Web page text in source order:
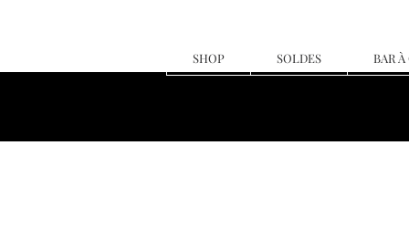
SHOP SOLDES BAR